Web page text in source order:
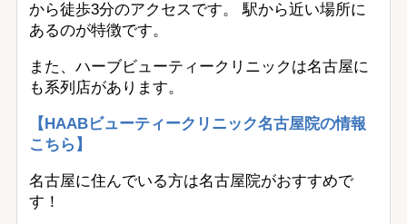
から徒歩3分のアクセスです。 駅から近い場所に
あるのが特徴です。
また、ハーブビューティークリニックは名古屋に
も系列店があります。
【HAABビューティークリニック名古屋院の情報
こちら】
名古屋に住んでいる方は名古屋院がおすすめで
す！